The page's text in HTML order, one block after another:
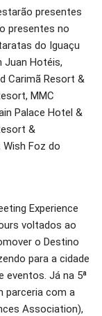
presentes
presentes no
do Iguaçu
Juan Hotéis,
Carimã Resort &
MMC
Palace Hotel &
&
Foz do
Experience
voltados ao
o Destino
para a cidade
eventos. Já na 5ª
parceria com a
Association),